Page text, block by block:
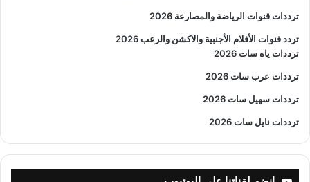
ترددات قنوات الرياضة والمصارعة 2026
تردد قنوات الأفلام الأجنبية والاكشن والرعب2026
ترددات ياه سات 2026
ترددات عرب سات 2026
ترددات سهيل سات 2026
ترددات نايل سات 2026